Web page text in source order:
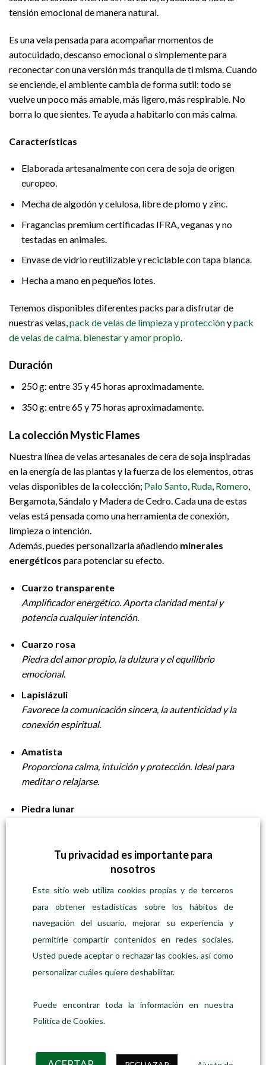
tensión emocional de manera natural.
Es una vela pensada para acompañar momentos de
autocuidado, descanso emocional o simplemente para
reconectar con una versión más tranquila de ti misma. Cuando
se enciende, el ambiente cambia de forma sutil: todo se
vuelve un poco más amable, más ligero, más respirable. No
borra lo que sientes. Te ayuda a habitarlo con más calma.
Características
Elaborada artesanalmente con cera de soja de origen
europeo.
Mecha de algodón y celulosa, libre de plomo y zinc.
Fragancias premium certificadas IFRA, veganas y no
testadas en animales.
Envase de vidrio reutilizable y reciclable con tapa blanca.
Hecha a mano en pequeños lotes.
Tenemos disponibles diferentes packs para disfrutar de
nuestras velas, pack de velas de limpieza y protecciónypack
de velas de calma, bienestar y amor propio
Duración
250 g: entre 35 y 45 horas aproximadamente.
350 g: entre 65 y 75 horas aproximadamente.
La colección Mystic Flames
Nuestra línea de velas artesanales de cera de soja inspiradas
en la energía de las plantas y la fuerza de los elementos, otras
velas disponibles de la colección; Palo Santo Ruda Romero
Bergamota, Sándalo y Madera de Cedro. Cada una de estas
velas está pensada como una herramienta de conexión,
limpieza o intención.
Además, puedes personalizarla añadiendo minerales
energéticos para potenciar su efecto.
Cuarzo transparente
Amplificador energético. Aporta claridad mental y
potencia cualquier intención.
Cuarzo rosa
Piedra del amor propio, la dulzura y el equilibrio
emocional.
Lapislázuli
Favorece la comunicación sincera, la autenticidad y la
conexión espiritual.
Amatista
Proporciona calma, intuición y protección. Ideal para
meditar o relajarse.
Piedra lunar
crecimiento.
Ojo de tigre
Ofrece protección, enfoque y fuerza personal. Aporta
seguridad.
Turmalina negra
absorbe las malas vibraciones.
Conecta con la tierra, aporta coraje y energía vital. Piedra
Tu privacidad es importante para
nosotros
Este sitio web utiliza cookies propias y de terceros
para obtener estadísticas sobre los hábitos de
navegación del usuario, mejorar su experiencia y
permitirle compartir contenidos en redes sociales.
Usted puede aceptar o rechazar las cookies, así como
personalizar cuáles quiere deshabilitar.
Puede encontrar toda la información en nuestra
Política de Cookies.